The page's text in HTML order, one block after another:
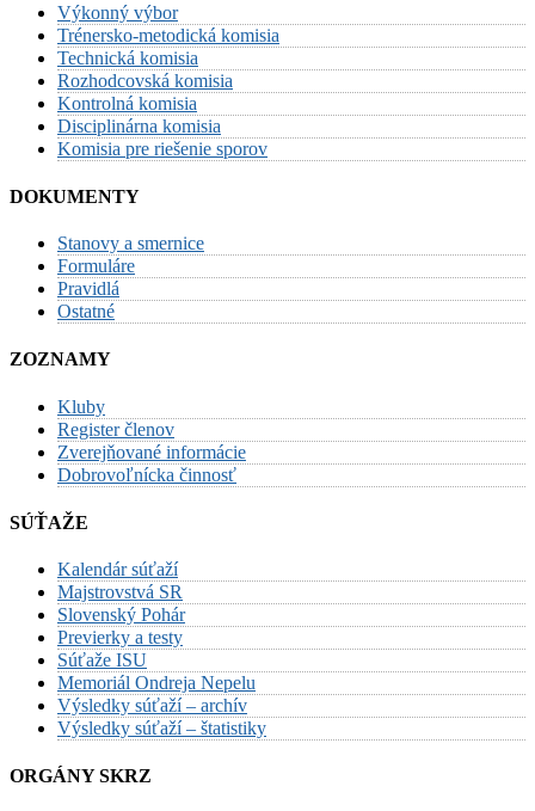
Výkonný výbor
Trénersko-metodická komisia
Technická komisia
Rozhodcovská komisia
Kontrolná komisia
Disciplinárna komisia
Komisia pre riešenie sporov
DOKUMENTY
Stanovy a smernice
Formuláre
Pravidlá
Ostatné
ZOZNAMY
Kluby
Register členov
Zverejňované informácie
Dobrovoľnícka činnosť
SÚŤAŽE
Kalendár súťaží
Majstrovstvá SR
Slovenský Pohár
Previerky a testy
Súťaže ISU
Memoriál Ondreja Nepelu
Výsledky súťaží – archív
Výsledky súťaží – štatistiky
ORGÁNY SKRZ